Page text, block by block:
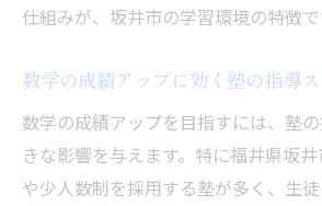
仕組みが、坂井市の学習環境の特徴で
数学の成績アップに効く塾の指導
数学の成績アップを目指すには、塾
きな影響を与えます。特に福井県坂
や少人数制を採用する塾が多く、生